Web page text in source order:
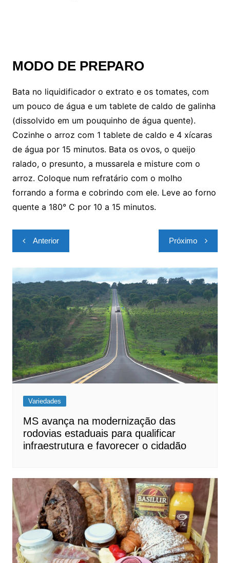
MODO DE PREPARO
Bata no liquidificador o extrato e os tomates, com
um pouco de água e um tablete de caldo de galinha
(dissolvido em um pouquinho de água quente).
Cozinhe o arroz com 1 tablete de caldo e 4 xícaras
de água por 15 minutos. Bata os ovos, o queijo
ralado, o presunto, a mussarela e misture com o
arroz. Coloque num refratário com o molho
forrando a forma e cobrindo com ele. Leve ao forno
quente a 180° C por 10 a 15 minutos.
Navegação
de
Post
Anterior Próximo
Variedades
MS avança na modernização das
rodovias estaduais para qualificar
infraestrutura e favorecer o cidadão